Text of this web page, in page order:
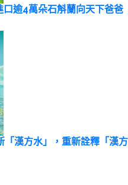
逾4萬朵石斛蘭向天下爸爸
「漢方水」，重新詮釋「漢方